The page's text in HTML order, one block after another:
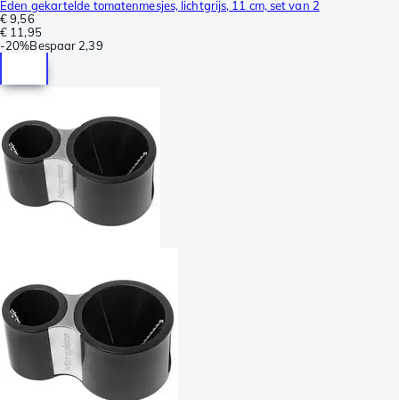
Eden gekartelde tomatenmesjes, lichtgrijs, 11 cm, set van 2
€ 9,56
€ 11,95
-20%Bespaar 2,39